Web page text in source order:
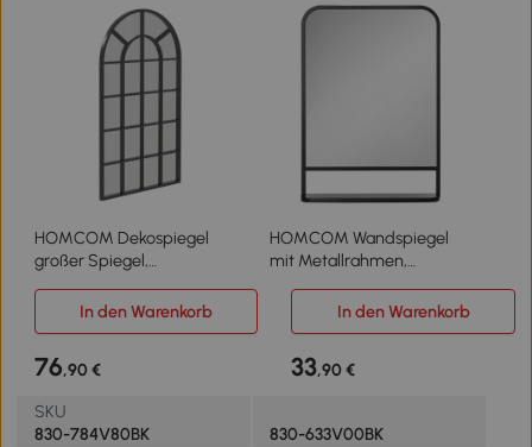
HOMCOM Dekospiegel
großer Spiegel,
inkl. Aufhängung. Schwarz
+ Spiegelglas
HOMCOM Wandspiegel
mit Metallrahmen,
Ablagefläche 70 cm x 10,2
cm x 50 cm Schwarz +
In den Warenkorb In den Warenkorb
76,90 € 33,90 €
SKU
830-784V80BK
830-633V00BK